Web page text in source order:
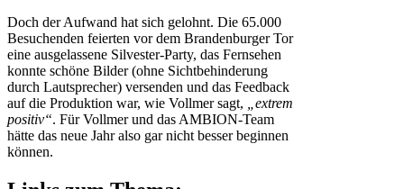
Doch der Aufwand hat sich gelohnt. Die 65.000
Besuchenden feierten vor dem Brandenburger Tor
eine ausgelassene Silvester-Party, das Fernsehen
konnte schöne Bilder (ohne Sichtbehinderung
durch Lautsprecher) versenden und das Feedback
auf die Produktion war, wie Vollmer sagt,
„extrem
positiv“. Für Vollmer und das AMBION-Team
hätte das neue Jahr also gar nicht besser beginnen
können.